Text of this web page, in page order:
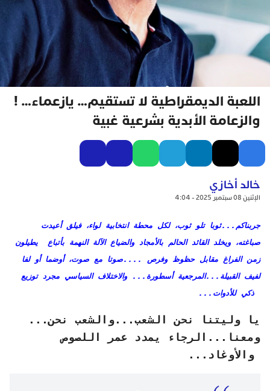
اللعبة الديمقراطية لا تستقيم… يازعماء… !
والزعامة الأبدية بشرعية غبية
خالد أخازي
الإثنين 08 سبتمبر 2025 - 4:04
جربناكم...ثوبا تلو ثوب، لكل محطة انتخابية لواء، فيلق أعيدت
صباغته، ويخلد القائد الحالم بالأمجاد والضياع الآلة النهمة بأتباع يطيلون
زمن الفراغ مقابل حظوظ وفرص ....صوتا مع صوت، أوضما أو لفا
لفيف القبيلة...المرجعية أسطورة... والاختلاف السياسي مجرد توزيع
ذكي للأدوات...
يا وليتنا نحن الشعب...والشعب نحن...
ومعنا...الرجاء يمدد عمر اللصوص
والأوغاد...